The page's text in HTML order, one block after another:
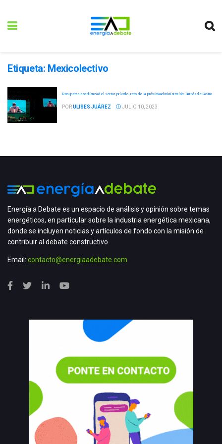
Etiqueta: Mexicolectivo
Recuperar la confianza del sector privado, reto de la próxima administración: Barnés de Castro
PORULISES JUÁREZ JULIO 10, 2023
Energía a Debate es un espacio de análisis y opinión sobre temas
energéticos, en particular sobre la industria energética mexicana,
donde se incluyen noticias y artículos de fondo con la misión de
contribuir al debate constructivo.
Email: contacto@energiaadebate.com